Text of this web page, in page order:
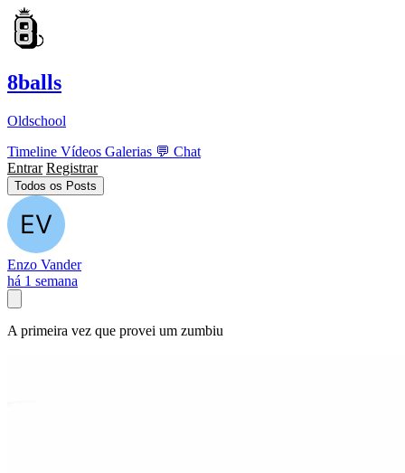
8balls
Oldschool
Timeline Vídeos Galerias 💬 Chat
Entrar Registrar
Todos os Posts
Enzo Vander
há 1 semana
A primeira vez que provei um zumbiu